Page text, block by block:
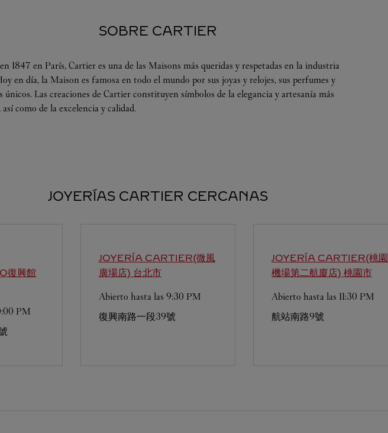
SOBRE CARTIER
1847 en París, Cartier es una de las Maisons más queridas y respetadas en la industria
en día, la Maison es famosa en todo el mundo por sus joyas y relojes, sus perfumes y
únicos. Las creaciones de Cartier constituyen símbolos de la elegancia y artesanía más
así como de la excelencia y calidad.
JOYERÍAS CARTIER CERCANAS
復興館
PM
JOYERÍA CARTIER(微風
廣場店) 台北市
Abierto hasta las 9:30 PM
復興南路一段39號
JOYERÍA CARTIER(桃園
機場第二航廈店) 桃園市
Abierto hasta las 11:30 PM
航站南路9號